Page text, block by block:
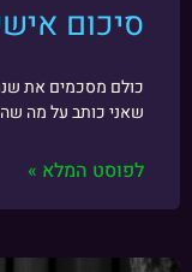
סיכום אישי
שאני כותב על מה
לפוסט המלא »